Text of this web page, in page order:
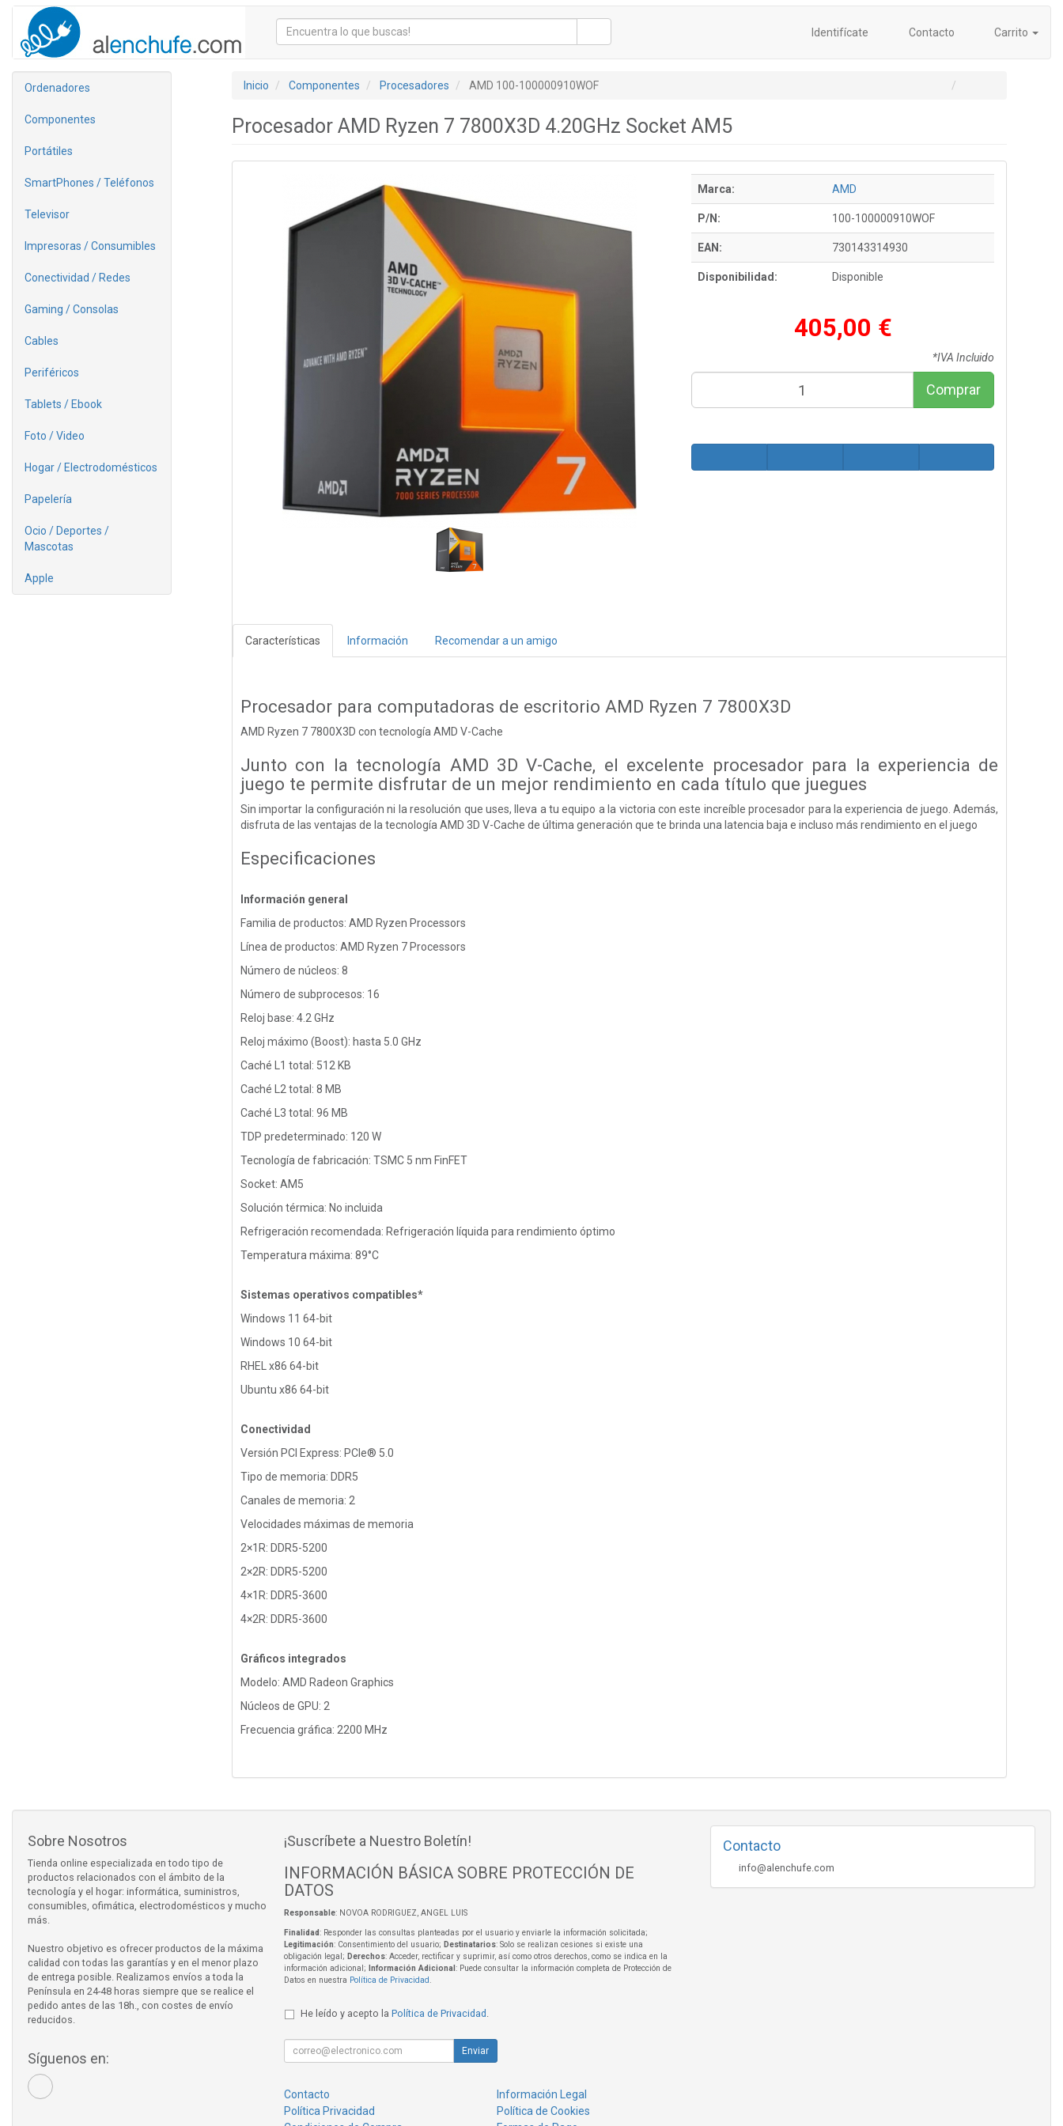
Identifícate Contacto Carrito
Ordenadores
Componentes
Portátiles
SmartPhones / Teléfonos
Televisor
Impresoras / Consumibles
Conectividad / Redes
Gaming / Consolas
Cables
Periféricos
Tablets / Ebook
Foto / Video
Hogar / Electrodomésticos
Papelería
Ocio / Deportes /
Mascotas
Apple
Inicio Componentes Procesadores AMD 100-100000910WOF
Procesador AMD Ryzen 7 7800X3D 4.20GHz Socket AM5
Marca: AMD
P/N: 100-100000910WOF
EAN: 730143314930
Disponibilidad: Disponible
405,00 €
*IVA Incluido
Comprar
Características Información Recomendar a un amigo
Procesador para computadoras de escritorio AMD Ryzen 7 7800X3D
AMD Ryzen 7 7800X3D con tecnología AMD V-Cache
Junto con la tecnología AMD 3D V-Cache, el excelente procesador para la experiencia de
juego te permite disfrutar de un mejor rendimiento en cada título que juegues
Sin importar la configuración ni la resolución que uses, lleva a tu equipo a la victoria con este increíble procesador para la experiencia de juego. Además,
disfruta de las ventajas de la tecnología AMD 3D V-Cache de última generación que te brinda una latencia baja e incluso más rendimiento en el juego
Especificaciones
Información general
Familia de productos: AMD Ryzen Processors
Línea de productos: AMD Ryzen 7 Processors
Número de núcleos: 8
Número de subprocesos: 16
Reloj base: 4.2 GHz
Reloj máximo (Boost): hasta 5.0 GHz
Caché L1 total: 512 KB
Caché L2 total: 8 MB
Caché L3 total: 96 MB
TDP predeterminado: 120 W
Tecnología de fabricación: TSMC 5 nm FinFET
Socket: AM5
Solución térmica: No incluida
Refrigeración recomendada: Refrigeración líquida para rendimiento óptimo
Temperatura máxima: 89°C
Sistemas operativos compatibles*
Windows 11 64-bit
Windows 10 64-bit
RHEL x86 64-bit
Ubuntu x86 64-bit
Conectividad
Versión PCI Express: PCIe® 5.0
Tipo de memoria: DDR5
Canales de memoria: 2
Velocidades máximas de memoria
2×1R: DDR5-5200
2×2R: DDR5-5200
4×1R: DDR5-3600
4×2R: DDR5-3600
Gráficos integrados
Modelo: AMD Radeon Graphics
Núcleos de GPU: 2
Frecuencia gráfica: 2200 MHz
Sobre Nosotros
Tienda online especializada en todo tipo de
productos relacionados con el ámbito de la
tecnología y el hogar: informática, suministros,
consumibles, ofimática, electrodomésticos y mucho
más.
Nuestro objetivo es ofrecer productos de la máxima
calidad con todas las garantías y en el menor plazo
de entrega posible. Realizamos envíos a toda la
Península en 24-48 horas siempre que se realice el
pedido antes de las 18h., con costes de envío
reducidos.
Síguenos en:
¡Suscríbete a Nuestro Boletín!
INFORMACIÓN BÁSICA SOBRE PROTECCIÓN DE
DATOS
Responsable: NOVOA RODRIGUEZ, ANGEL LUIS
Finalidad: Responder las consultas planteadas por el usuario y enviarle la información solicitada;
Legitimación: Consentimiento del usuario; Destinatarios: Solo se realizan cesiones si existe una
obligación legal; Derechos: Acceder, rectificar y suprimir, así como otros derechos, como se indica en la
información adicional;
Información Adicional : Puede consultar la información completa de Protección de
Datos en nuestra Política de Privacidad .
He leído y acepto la Política de Privacidad .
Enviar
Contacto
Información Legal
Política Privacidad
Política de Cookies
Contacto
info@alenchufe.com